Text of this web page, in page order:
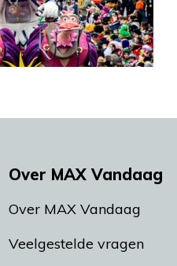
Over MAX Vandaag
Over MAX Vandaag
Veelgestelde vragen